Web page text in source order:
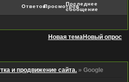
ОтветовПросмотровПоследнее
сообщение
Новая темаНовый опрос
и продвижение сайта. »Google